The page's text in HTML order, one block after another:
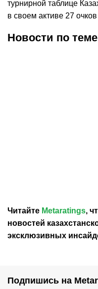
турнирной таблице
в своем активе 27
Новости по теме
Читайте Metaratings,
новостей
эксклюзивных
Подпишись на